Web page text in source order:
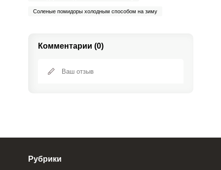
Соленые помидоры холодным способом на зиму
Комментарии (0)
Рубрики